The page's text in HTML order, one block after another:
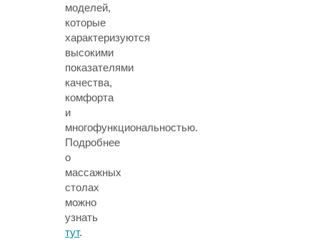
моделей,
которые
характеризуются
высокими
показателями
качества,
комфорта
и
многофункциональностью.
Подробнее
о
массажных
столах
можно
узнать
тут.